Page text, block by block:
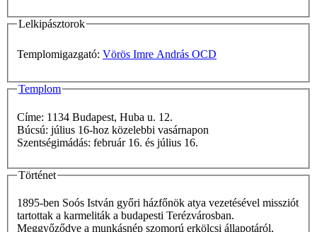
Lelkipásztorok
Templomigazgató: Vörös Imre András OCD
Templom
Címe: 1134 Budapest, Huba u. 12.
Búcsú: július 16-hoz közelebbi vasárnapon
Szentségimádás: február 16. és július 16.
Történet
1895-ben Soós István győri házfőnök atya vezetésével missziót
tartottak a karmeliták a budapesti Terézvárosban.
Meggyőződve a munkásnép szomorú erkölcsi állapotáról,